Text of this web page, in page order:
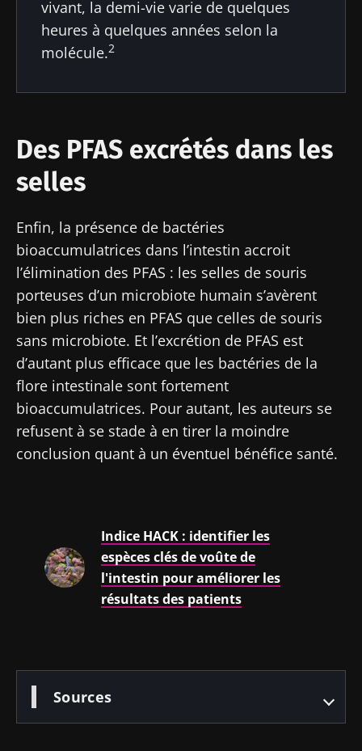
vivant, la demi-vie varie de quelques
heures à quelques années selon la
molécule.2
Des PFAS excrétés dans les
selles
Enfin, la présence de bactéries
bioaccumulatrices dans l’intestin accroit
l’élimination des PFAS : les selles de souris
porteuses d’un microbiote humain s’avèrent
bien plus riches en PFAS que celles de souris
sans microbiote. Et l’excrétion de PFAS est
d’autant plus efficace que les bactéries de la
flore intestinale sont fortement
bioaccumulatrices. Pour autant, les auteurs se
refusent à se stade à en tirer la moindre
conclusion quant à un éventuel bénéfice santé.
Indice HACK : identifier les
espèces clés de voûte de
l'intestin pour améliorer les
résultats des patients
Sources
Vous êtes sur le point d'être redirigé et de
quitter notre site web
J’ai lu et accepte les CGUet lapolitique de
protection des données
Microbiota Institute
* Champs obligatoires
protection des données du Biocodex
Microbiota Institute
* Champs obligatoires
BMI 20-35
Découvrir
23/07/2026
Impact des
microbiotes
sur la santé
reproductive
16/07/2026
Microbiote
intratumoral
du cancer
colorectal :
un
indicateur
pronostique
indépendant
?
Lire l'article
10/07/2026
Une
bactérie
intestinale
la force